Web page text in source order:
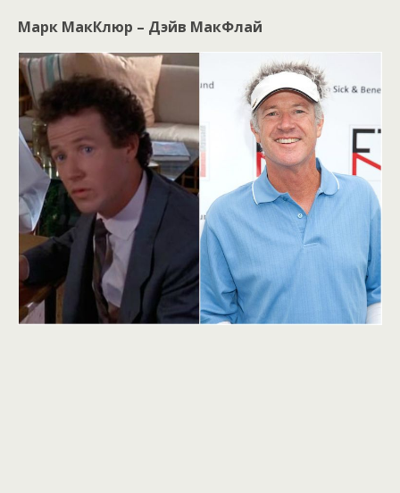
Марк МакКлюр – Дэйв МакФлай